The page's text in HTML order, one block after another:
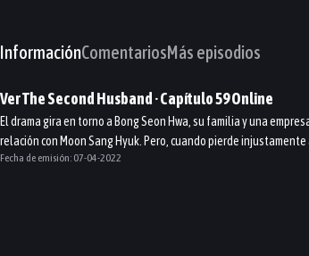
InformaciónComentariosMás episodios
VerThe Second Husband· Capítulo59Online
El drama gira en torno a Bong Seon Hwa, su familia y una
relación con Moon Sang Hyuk. Pero, cuando pierde
Fecha de emisión: 07-04-2022